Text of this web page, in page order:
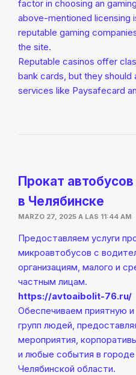
factor in choosing an
above-mentioned licensing
reputable gaming
the site.
Reputable casinos offer
bank cards, but they should
services like Paysafecard
Прокат
в Челябинске
MARZO 27, 2025 A LAS 11:44 AM
Предоставляем услуги
микроавтобусов с
организациям, малого и
частным лицам.
https://avtoaibolit-76.ru/
Обеспечиваем приятную
групп людей,
мероприятия,
и любые события в
Челябинской области.